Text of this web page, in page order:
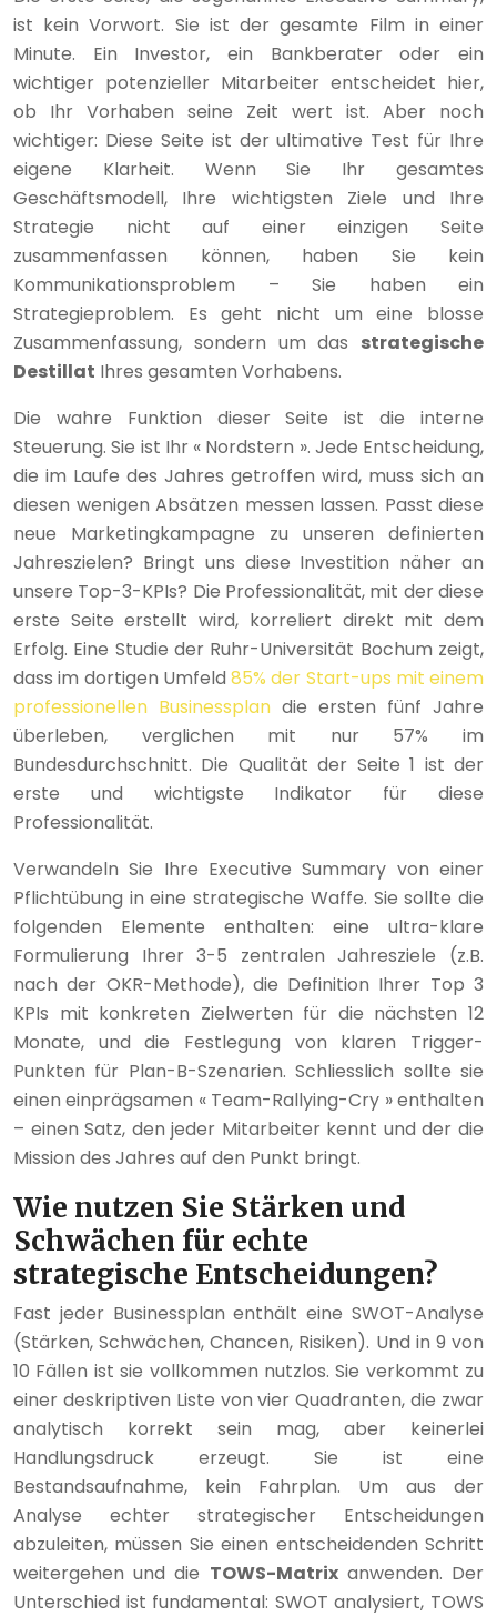
ist kein Vorwort. Sie ist der gesamte Film in einer
Minute. Ein Investor, ein Bankberater oder ein
wichtiger potenzieller Mitarbeiter entscheidet hier,
ob Ihr Vorhaben seine Zeit wert ist. Aber noch
wichtiger: Diese Seite ist der ultimative Test für Ihre
eigene Klarheit. Wenn Sie Ihr gesamtes
Geschäftsmodell, Ihre wichtigsten Ziele und Ihre
Strategie nicht auf einer einzigen Seite
zusammenfassen können, haben Sie kein
Kommunikationsproblem – Sie haben ein
Strategieproblem. Es geht nicht um eine blosse
Zusammenfassung, sondern um das strategische
Destillat Ihres gesamten Vorhabens.
Die wahre Funktion dieser Seite ist die interne
Steuerung. Sie ist Ihr « Nordstern ». Jede Entscheidung,
die im Laufe des Jahres getroffen wird, muss sich an
diesen wenigen Absätzen messen lassen. Passt diese
neue Marketingkampagne zu unseren definierten
Jahreszielen? Bringt uns diese Investition näher an
unsere Top-3-KPIs? Die Professionalität, mit der diese
erste Seite erstellt wird, korreliert direkt mit dem
Erfolg. Eine Studie der Ruhr-Universität Bochum zeigt,
dass im dortigen Umfeld 85% der Start-ups mit einem
professionellen Businessplan die ersten fünf Jahre
überleben, verglichen mit nur 57% im
Bundesdurchschnitt. Die Qualität der Seite 1 ist der
erste und wichtigste Indikator für diese
Professionalität.
Verwandeln Sie Ihre Executive Summary von einer
Pflichtübung in eine strategische Waffe. Sie sollte die
folgenden Elemente enthalten: eine ultra-klare
Formulierung Ihrer 3-5 zentralen Jahresziele (z.B.
nach der OKR-Methode), die Definition Ihrer Top 3
KPIs mit konkreten Zielwerten für die nächsten 12
Monate, und die Festlegung von klaren Trigger-
Punkten für Plan-B-Szenarien. Schliesslich sollte sie
einen einprägsamen « Team-Rallying-Cry » enthalten
– einen Satz, den jeder Mitarbeiter kennt und der die
Mission des Jahres auf den Punkt bringt.
Wie nutzen Sie Stärken und
Schwächen für echte
strategische Entscheidungen?
Fast jeder Businessplan enthält eine SWOT-Analyse
(Stärken, Schwächen, Chancen, Risiken). Und in 9 von
10 Fällen ist sie vollkommen nutzlos. Sie verkommt zu
einer deskriptiven Liste von vier Quadranten, die zwar
analytisch korrekt sein mag, aber keinerlei
Handlungsdruck erzeugt. Sie ist eine
Bestandsaufnahme, kein Fahrplan. Um aus der
Analyse echter strategischer Entscheidungen
abzuleiten, müssen Sie einen entscheidenden Schritt
weitergehen und die TOWS-Matrixanwenden. Der
Unterschied ist fundamental: SWOT analysiert, TOWS